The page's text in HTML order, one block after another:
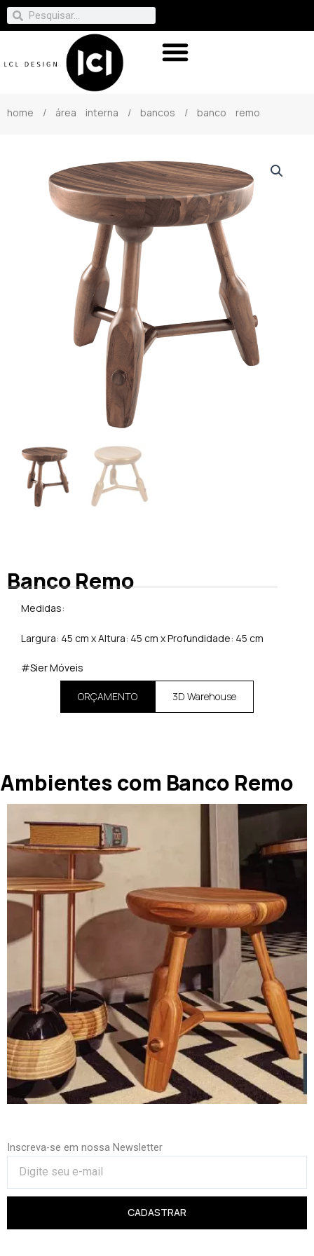
home / área interna / bancos / banco remo
Banco Remo
Medidas:
Largura: 45 cm x Altura: 45 cm x Profundidade: 45 cm
#Sier Móveis
ORÇAMENTO 3D Warehouse
Ambientes com Banco Remo
Inscreva-se em nossa Newsletter
CADASTRAR